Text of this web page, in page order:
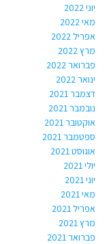
יוני 2022
מאי 2022
אפריל 2022
מרץ 2022
פברואר 2022
ינואר 2022
דצמבר 2021
נובמבר 2021
אוקטובר 2021
ספטמבר 2021
אוגוסט 2021
יולי 2021
יוני 2021
מאי 2021
אפריל 2021
מרץ 2021
פברואר 2021